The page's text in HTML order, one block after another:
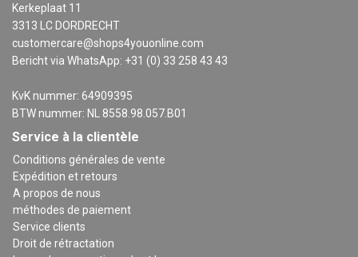
Kerkeplaat 11
3313 LC DORDRECHT
customercare@shops4youonline.com
Bericht via WhatsApp: +31 (0) 33 258 43 43
KvK nummer: 64909395
BTW nummer: NL 8558.98.057.B01
Service à la clientèle
Conditions générales de vente
Expédition et retours
A propos de nous
méthodes de paiement
Service clients
Droit de rétractation